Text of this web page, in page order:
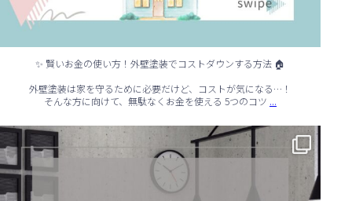
✨ 賢いお金の使い方！外壁塗装でコストダウンする方法 🏠
外壁塗装は家を守るために必要だけど、コストが気になる…！
そんな方に向けて、無駄なくお金を使える 5つのコツ ...
✨ シンプルでもおしゃれ！インテリアの引き算テクニック ✨
...